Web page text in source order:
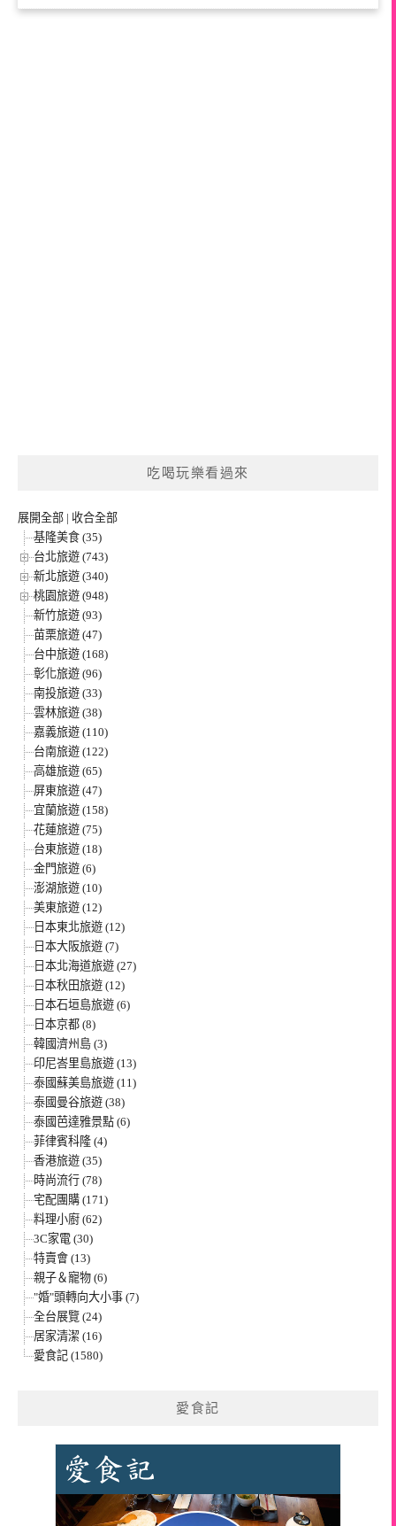
吃喝玩樂看過來
展開全部 | 收合全部
基隆美食 (35)
台北旅遊 (743)
新北旅遊 (340)
桃園旅遊 (948)
新竹旅遊 (93)
苗栗旅遊 (47)
台中旅遊 (168)
彰化旅遊 (96)
南投旅遊 (33)
雲林旅遊 (38)
嘉義旅遊 (110)
台南旅遊 (122)
高雄旅遊 (65)
屏東旅遊 (47)
宜蘭旅遊 (158)
花蓮旅遊 (75)
台東旅遊 (18)
金門旅遊 (6)
澎湖旅遊 (10)
美東旅遊 (12)
日本東北旅遊 (12)
日本大阪旅遊 (7)
日本北海道旅遊 (27)
日本秋田旅遊 (12)
日本石垣島旅遊 (6)
日本京都 (8)
韓國濟州島 (3)
印尼峇里島旅遊 (13)
泰國蘇美島旅遊 (11)
泰國曼谷旅遊 (38)
泰國芭達雅景點 (6)
菲律賓科隆 (4)
香港旅遊 (35)
時尚流行 (78)
宅配團購 (171)
料理小廚 (62)
3C家電 (30)
特賣會 (13)
親子＆寵物 (6)
"婚"頭轉向大小事 (7)
全台展覽 (24)
居家清潔 (16)
愛食記 (1580)
愛食記